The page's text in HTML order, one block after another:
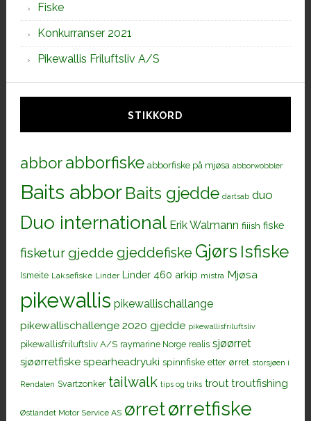
Fiske
Konkurranser 2021
Pikewallis Friluftsliv A/S
STIKKORD
abborabborfiske abborfiske på mjøsa abborwobbler
Baits abbor Baits gjedde dartsab duo
Duo international Erik Walmann fiiish fiske
fisketurgjedde gjeddefiske Gjørs Isfiske
Ismeite Laksefiske Linder Linder 460 arkip mistra Mjøsa
pikewallis pikewallischallange
pikewallischallenge 2020 gjedde pikewallisfriluftsliv
pikewallisfriluftsliv A/S raymarine Norge realis sjøørret
sjøørretfiske spearheadryuki spinnfiske etter ørret storsjøen i
Rendalen Svartzonker tailwalk tips og triks trout troutfishing
Østlandet Motor Service AS ørretørretfiske